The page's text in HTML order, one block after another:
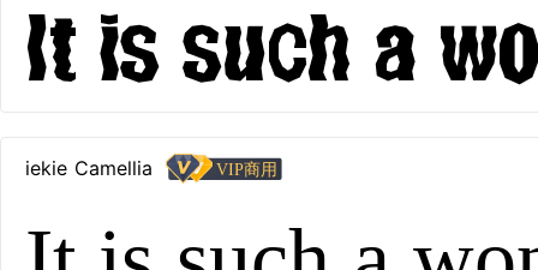
It is such a
iekie Camellia